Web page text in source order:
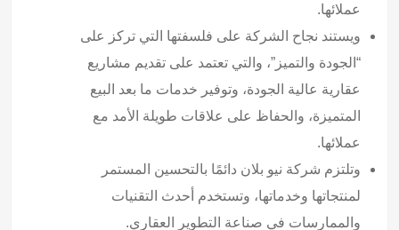
عملائها.
ويستند نجاح الشركة على فلسفتها التي تركز على
“الجودة والتميز”، والتي تعتمد على تقديم مشاريع
عقارية عالية الجودة، وتوفير خدمات ما بعد البيع
المتميزة، والحفاظ على علاقات طويلة الأمد مع
عملائها.
وتلتزم شركة نيو بلان دائمًا بالتحسين المستمر
لمنتجاتها وخدماتها، وتستخدم أحدث التقنيات
والممارسات في صناعة التطوير العقاري.